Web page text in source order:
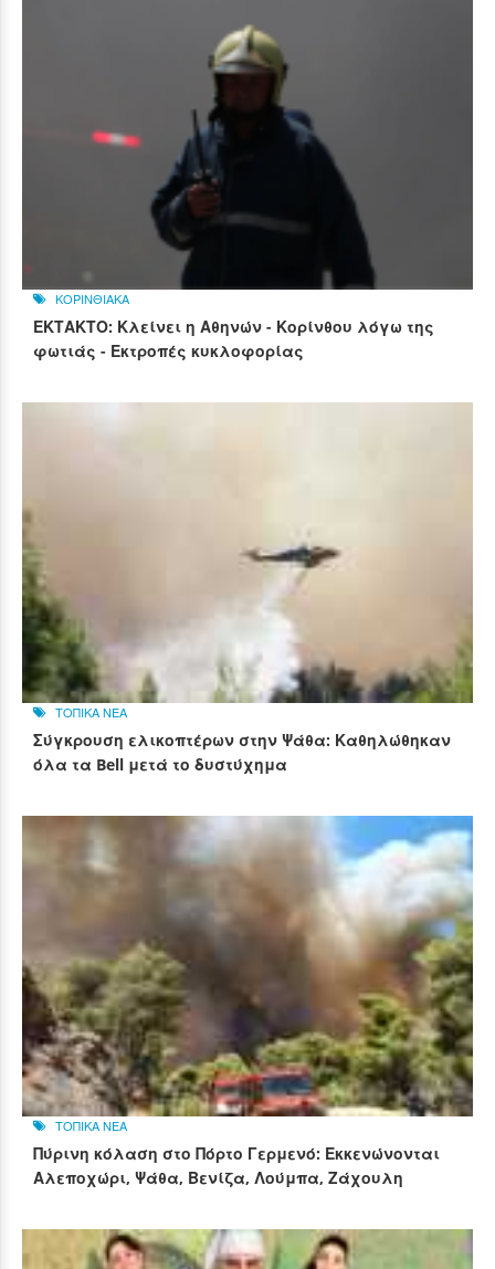
ΚΟΡΙΝΘΙΑΚΑ
ΕΚΤΑΚΤΟ: Κλείνει η Αθηνών - Κορίνθου λόγω της
φωτιάς - Εκτροπές κυκλοφορίας
ΤΟΠΙΚΑ ΝΕΑ
Σύγκρουση ελικοπτέρων στην Ψάθα: Καθηλώθηκαν
όλα τα Bell μετά το δυστύχημα
ΤΟΠΙΚΑ ΝΕΑ
Πύρινη κόλαση στο Πόρτο Γερμενό: Εκκενώνονται
Αλεποχώρι, Ψάθα, Βενίζα, Λούμπα, Ζάχουλη